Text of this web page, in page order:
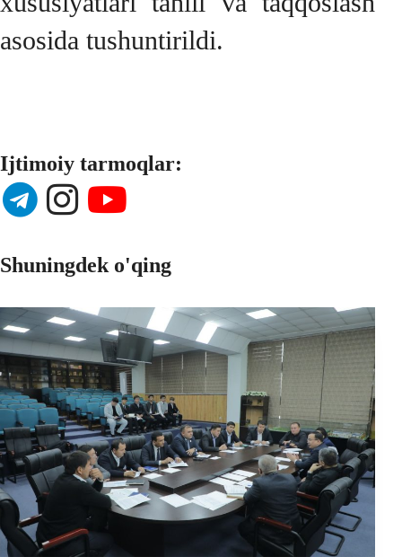
asosida tushuntirildi.
Ijtimoiy tarmoqlar:
Shuningdek o'qing